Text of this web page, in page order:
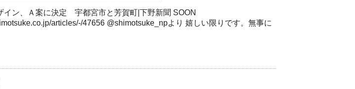
イン、Ａ案に決定 宇都宮市と芳賀町|下野新聞 SOON
articles/-/47656 @shimotsuke_npより 嬉しい限りです。無事に